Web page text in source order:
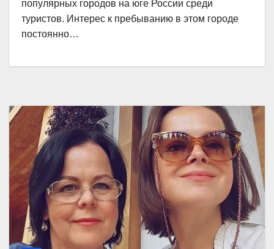
популярных городов на юге России среди
туристов. Интерес к пребыванию в этом городе
постоянно…